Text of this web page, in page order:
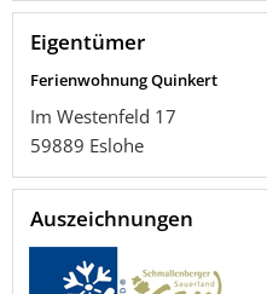
Eigentümer
Ferienwohnung Quinkert
Im Westenfeld 17
59889 Eslohe
Auszeichnungen